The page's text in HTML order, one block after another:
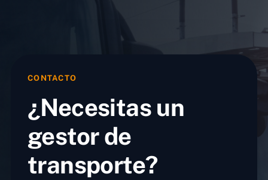
CONTACTO
¿Necesitas un
gestor de
transporte?